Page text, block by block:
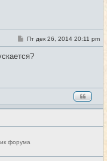
#25
С
о
б
и
Пт дек 26, 2014 20:11 pm
форума